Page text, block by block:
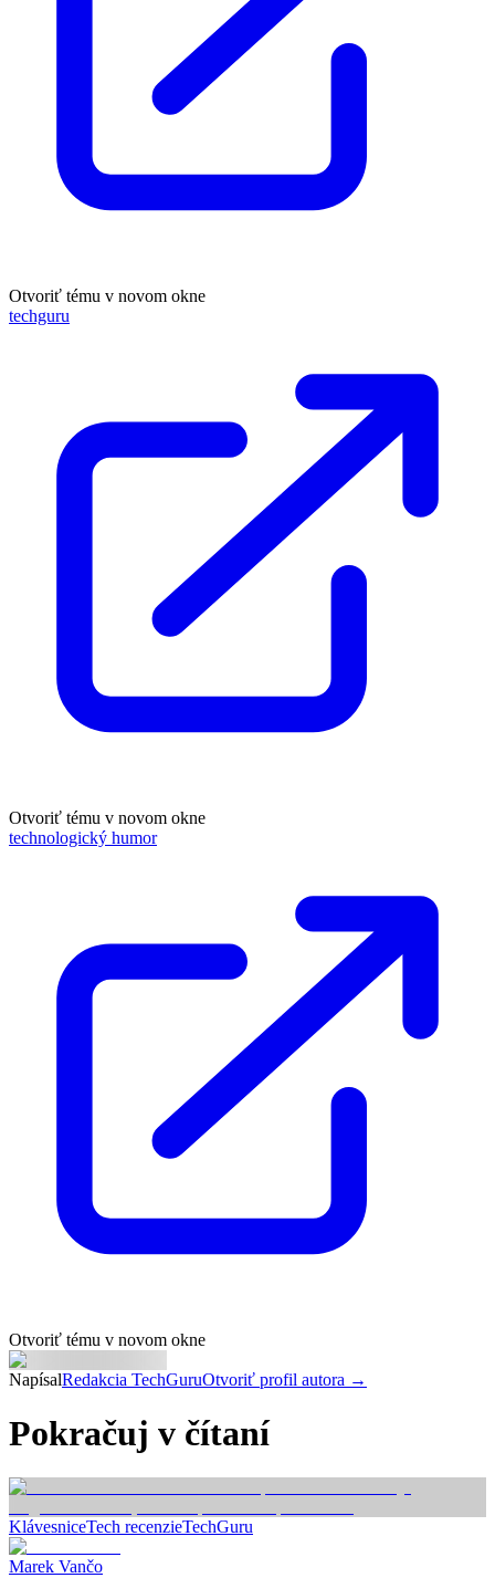
Otvoriť tému v novom okne
techguru
Otvoriť tému v novom okne
technologický humor
Otvoriť tému v novom okne
NapísalRedakcia TechGuruOtvoriť profil autora →
Pokračuj v čítaní
KlávesniceTech recenzieTechGuru
Marek Vančo